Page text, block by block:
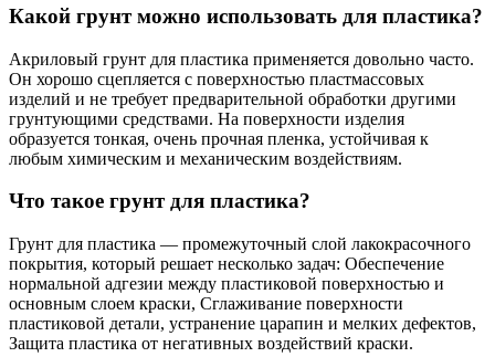
Какой грунт можно использовать для пластика?
Акриловый грунт для пластика применяется довольно часто.
Он хорошо сцепляется с поверхностью пластмассовых
изделий и не требует предварительной обработки другими
грунтующими средствами. На поверхности изделия
образуется тонкая, очень прочная пленка, устойчивая к
любым химическим и механическим воздействиям.
Что такое грунт для пластика?
Грунт для пластика — промежуточный слой лакокрасочного
покрытия, который решает несколько задач: Обеспечение
нормальной адгезии между пластиковой поверхностью и
основным слоем краски, Сглаживание поверхности
пластиковой детали, устранение царапин и мелких дефектов,
Защита пластика от негативных воздействий краски.